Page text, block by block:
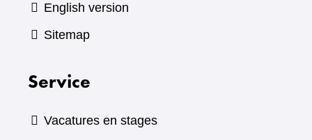
English version
Sitemap
Service
Vacatures en stages